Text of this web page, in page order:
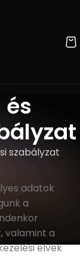
szabályzat
adatok
a
valamint a
elvek